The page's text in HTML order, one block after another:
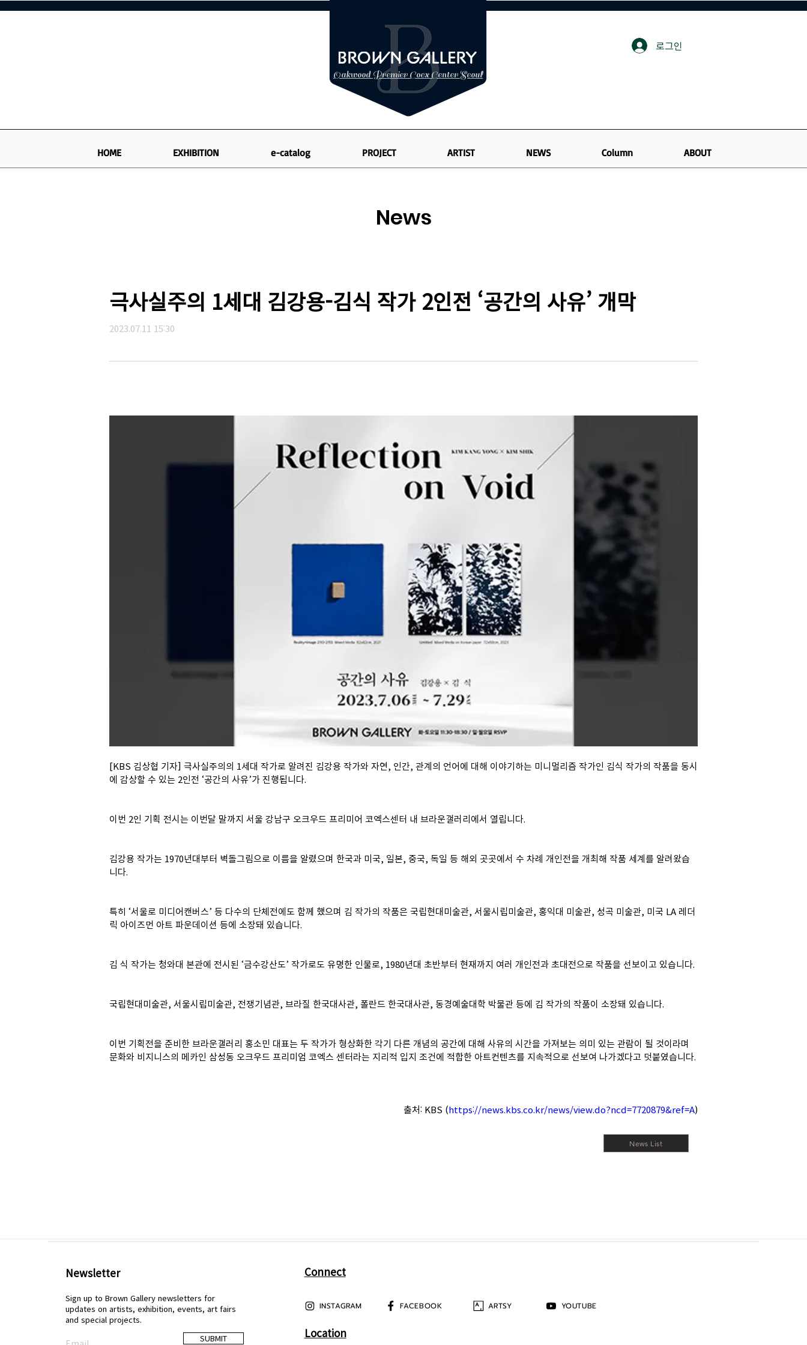
Oakwood Premier Coex Center Seoul
로그인
HOME EXHIBITION e-catalog PROJECT ARTIST NEWS Column ABOUT
News
극사실주의 1세대 김강용-김식 작가 2인전 ‘공간의 사유’ 개막
2023.07.11 15:30
[KBS 김상협 기자] 극사실주의의 1세대 작가로 알려진 김강용 작가와 자연, 인간, 관계의 언어에 대해 이야기하는 미니멀리즘 작가인 김식 작가의 작품을 동시
에 감상할 수 있는 2인전 ‘공간의 사유’가 진행됩니다.
이번 2인 기획 전시는 이번달 말까지 서울 강남구 오크우드 프리미어 코엑스센터 내 브라운갤러리에서 열립니다.
김강용 작가는 1970년대부터 벽돌그림으로 이름을 알렸으며 한국과 미국, 일본, 중국, 독일 등 해외 곳곳에서 수 차례 개인전을 개최해 작품 세계를 알려왔습
니다.
특히 ‘서울로 미디어캔버스’ 등 다수의 단체전에도 함께 했으며 김 작가의 작품은 국립현대미술관, 서울시립미술관, 홍익대 미술관, 성곡 미술관, 미국 LA 레더
릭 아이즈먼 아트 파운데이션 등에 소장돼 있습니다.
김 식 작가는 청와대 본관에 전시된 ‘금수강산도’ 작가로도 유명한 인물로, 1980년대 초반부터 현재까지 여러 개인전과 초대전으로 작품을 선보이고 있습니다.
국립현대미술관, 서울시립미술관, 전쟁기념관, 브라질 한국대사관, 폴란드 한국대사관, 동경예술대학 박물관 등에 김 작가의 작품이 소장돼 있습니다.
이번 기획전을 준비한 브라운갤러리 홍소민 대표는 두 작가가 형상화한 각기 다른 개념의 공간에 대해 사유의 시간을 가져보는 의미 있는 관람이 될 것이라며
문화와 비지니스의 메카인 삼성동 오크우드 프리미엄 코엑스 센터라는 지리적 입지 조건에 적합한 아트컨텐츠를 지속적으로 선보여 나가겠다고 덧붙였습니다.
출처: KBS (https://news.kbs.co.kr/news/view.do?ncd=7720879&ref=A)
News List
Newsletter
Sign up to Brown Gallery newsletters for
updates on artists, exhibition, events, art fairs
and special projects.
SUBMIT
Connect
INSTAGRAM FACEBOOK ARTSY YOUTUBE
Location